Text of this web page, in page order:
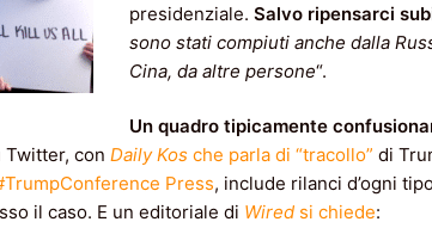
presidenziale. Salvo ripensarci
sono stati compiuti anche dalla
Cina, da altre persone“.
Un quadro tipicamente
con Daily Kos che parla di “tracollo” di
Press, include rilanci d’ogni
il caso. E un editoriale di Wired si chiede: